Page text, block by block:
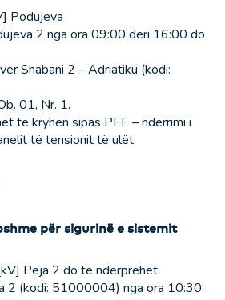
Podujeva
2 nga ora 09:00 deri 16:00 do
Shabani 2 – Adriatiku (kodi:
01, Nr. 1.
të kryhen sipas PEE – ndërrimi i
të tensionit të ulët.
për sigurinë e sistemit
Peja 2 do të ndërprehet:
2 (kodi: 51000004) nga ora 10:30